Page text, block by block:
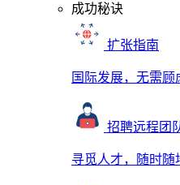
成功秘诀
扩张指南
国际发展，无需顾
招聘远程团
寻觅人才，随时随